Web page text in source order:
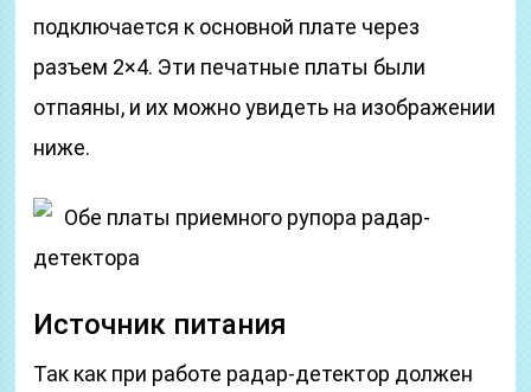
подключается к основной плате через
разъем 2×4. Эти печатные платы были
отпаяны, и их можно увидеть на изображении
ниже.
Обе платы приемного рупора радар-
детектора
Источник питания
Так как при работе радар-детектор должен